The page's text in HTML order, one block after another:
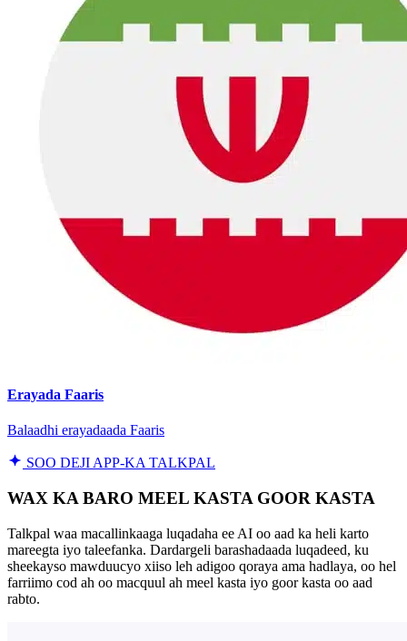
Erayada Faaris
Balaadhi erayadaada Faaris
SOO DEJI APP-KA TALKPAL
WAX KA BARO MEEL KASTA GOOR KASTA
Talkpal waa macallinkaaga luqadaha ee AI oo aad ka heli karto
mareegta iyo taleefanka. Dardargeli barashadaada luqadeed, ku
sheekayso mawduucyo xiiso leh adigoo qoraya ama hadlaya, oo hel
farriimo cod ah oo macquul ah meel kasta iyo goor kasta oo aad
rabto.